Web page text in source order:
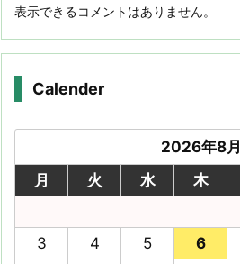
表示できるコメントはありません。
Calender
2026年8月
月
火 水 木
3
4 5 6